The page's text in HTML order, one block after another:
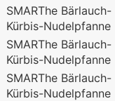
SMARThe Bärlauch-
Kürbis-Nudelpfanne
SMARThe Bärlauch-
Kürbis-Nudelpfanne
SMARThe Bärlauch-
Kürbis-Nudelpfanne